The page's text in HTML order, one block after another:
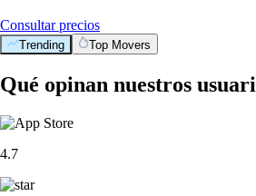
Consultar precios
Trending Top Movers
Qué opinan nuestros
4.7